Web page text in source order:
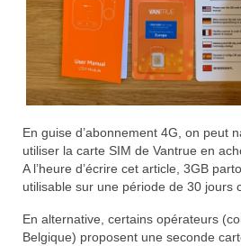
En guise d’abonnement 4G, on peut
utiliser la carte SIM de Vantrue en
A l’heure d’écrire cet article, 3GB
utilisable sur une période de 30 jours
En alternative, certains opérateurs
Belgique) proposent une seconde